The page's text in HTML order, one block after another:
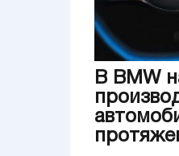
В BMW